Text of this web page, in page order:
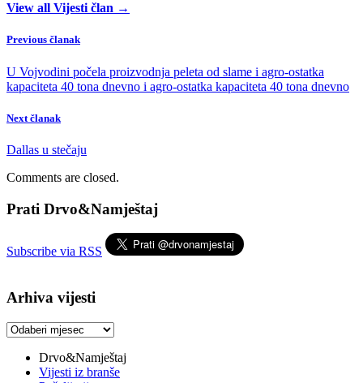
View all Vijesti član →
Previous članak
U Vojvodini počela proizvodnja peleta od slame i agro-ostatka
kapaciteta 40 tona dnevno i agro-ostatka kapaciteta 40 tona dnevno
Next članak
Dallas u stečaju
Comments are closed.
Prati Drvo&Namještaj
Subscribe via RSS
Arhiva vijesti
Arhiva
Drvo&Namještaj
Vijesti iz branše